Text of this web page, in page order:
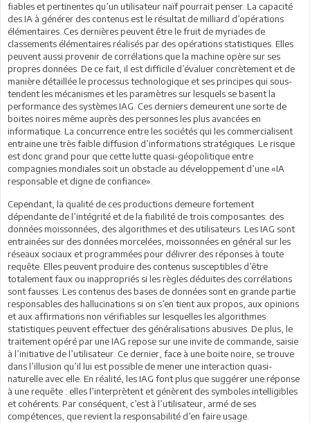
fiables et pertinentes qu’un utilisateur naïf pourrait penser. La capacité
des IA à générer des contenus est le résultat de milliard d’opérations
élémentaires. Ces dernières peuvent être le fruit de myriades de
classements élémentaires réalisés par des opérations statistiques. Elles
peuvent aussi provenir de corrélations que la machine opère sur ses
propres données. De ce fait, il est difficile d’évaluer concrètement et de
manière détaillée le processus technologique et ses principes qui sous-
tendent les mécanismes et les paramètres sur lesquels se basent la
performance des systèmes IAG. Ces derniers demeurent une sorte de
boites noires même auprès des personnes les plus avancées en
informatique. La concurrence entre les sociétés qui les commercialisent
entraine une très faible diffusion d’informations stratégiques. Le risque
est donc grand pour que cette lutte quasi-géopolitique entre
compagnies mondiales soit un obstacle au développement d’une «IA
responsable et digne de confiance».
Cependant, la qualité de ces productions demeure fortement
dépendante de l’intégrité et de la fiabilité de trois composantes: des
données moissonnées, des algorithmes et des utilisateurs. Les IAG sont
entrainées sur des données morcelées, moissonnées en général sur les
réseaux sociaux et programmées pour délivrer des réponses à toute
requête. Elles peuvent produire des contenus susceptibles d’être
totalement faux ou inappropriés si les règles déduites des corrélations
sont fausses. Les contenus des bases de données sont en grande partie
responsables des hallucinations si on s’en tient aux propos, aux opinions
et aux affirmations non vérifiables sur lesquelles les algorithmes
statistiques peuvent effectuer des généralisations abusives. De plus, le
traitement opéré par une IAG repose sur une invite de commande, saisie
à l’initiative de l’utilisateur. Ce dernier, face à une boite noire, se trouve
dans l’illusion qu’il lui est possible de mener une interaction quasi-
naturelle avec elle. En réalité, les IAG font plus que suggérer une réponse
à une requête : elles l’interprètent et génèrent des symboles intelligibles
et cohérents. Par conséquent, c’est à l’utilisateur, armé de ses
compétences, que revient la responsabilité d’en faire usage.